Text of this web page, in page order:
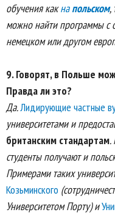
обучения какнапольском,
можно найти программы с
немецком или другом
9.Говорят, в Польше
Правда ли это?
Да.Лидирующие частные
университетами и
британским стандартам.
студенты получают и
Примерами таких
Козьминского
Университетом Порту) и